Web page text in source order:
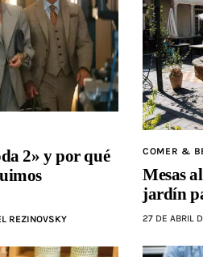
2» y por qué
REZINOVSKY
COMER &
Mesas
jardín
27 DE ABRIL